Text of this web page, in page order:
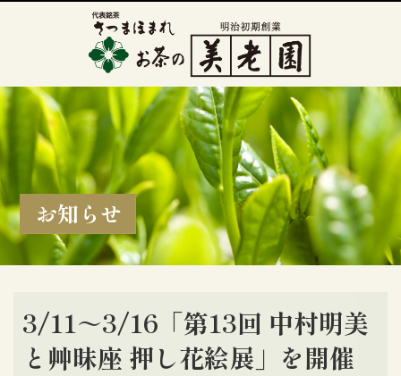
お知らせ
3/11～3/16「第13回 中村明美
と艸昧座 押し花絵展」を開催